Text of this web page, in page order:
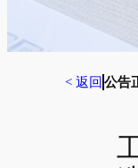
< 返回 公告